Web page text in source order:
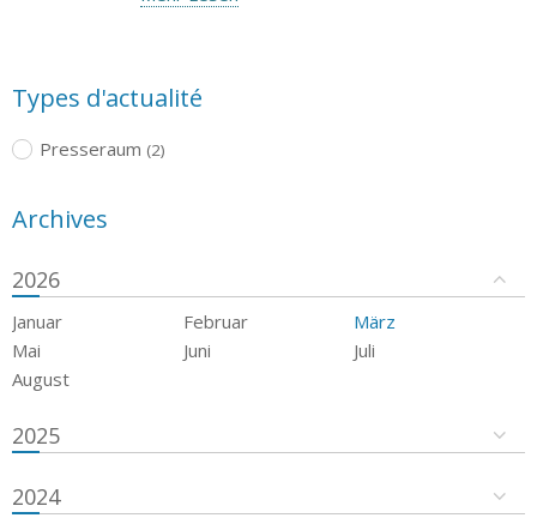
Types d'actualité
Presseraum (2)
Archives
2026
Januar Februar
März
Mai
Juni
Juli
August
2025
2024